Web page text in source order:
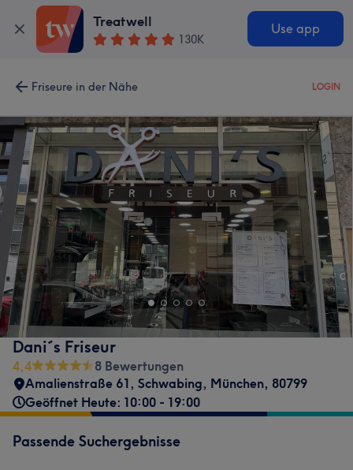
Treatwell
130K
Use app
Friseure in der Nähe LOGIN
Dani´s Friseur
4,4
8 Bewertungen
Amalienstraße 61, Schwabing, München, 80799
Geöffnet Heute: 10:00 - 19:00
Passende Suchergebnisse